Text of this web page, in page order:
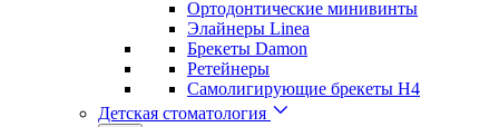
Ортодонтические минивинты
Элайнеры Linea
Брекеты Damon
Ретейнеры
Самолигирующие брекеты H4
Детская стоматология